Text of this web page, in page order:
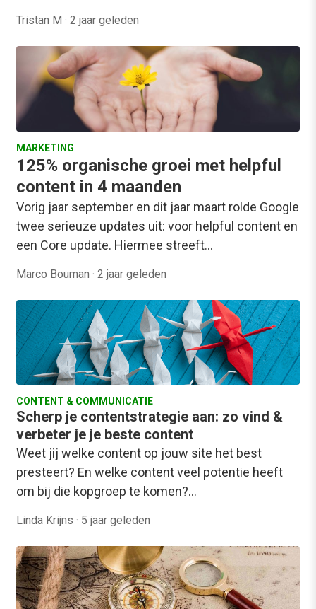
Tristan M · 2 jaar geleden
MARKETING
125% organische groei met helpful
content in 4 maanden
Vorig jaar september en dit jaar maart rolde Google
twee serieuze updates uit: voor helpful content en
een Core update. Hiermee streeft…
Marco Bouman · 2 jaar geleden
CONTENT & COMMUNICATIE
Scherp je contentstrategie aan: zo vind &
verbeter je je beste content
Weet jij welke content op jouw site het best
presteert? En welke content veel potentie heeft
om bij die kopgroep te komen?…
Linda Krijns · 5 jaar geleden